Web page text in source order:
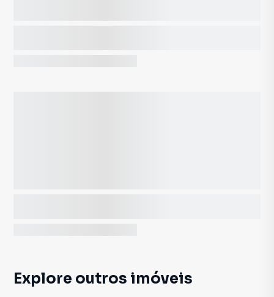
Explore outros imóveis